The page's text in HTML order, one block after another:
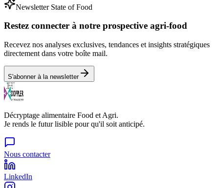
Newsletter State of Food
Restez connecter à notre prospective agri-food
Recevez nos analyses exclusives, tendances et insights stratégiques
directement dans votre boîte mail.
S'abonner à la newsletter
Décryptage alimentaire Food et Agri.
Je rends le futur lisible pour qu'il soit anticipé.
Nous contacter
LinkedIn